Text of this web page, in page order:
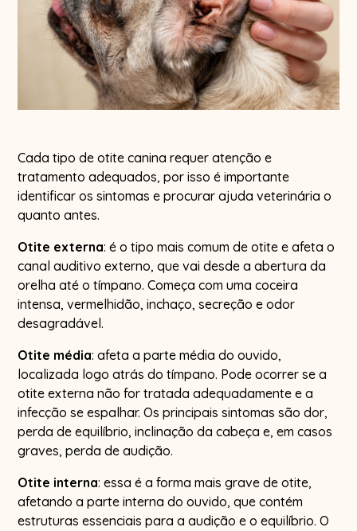
Cada tipo de otite canina requer atenção e
tratamento adequados, por isso é importante
identificar os sintomas e procurar ajuda veterinária o
quanto antes.
Otite externa: é o tipo mais comum de otite e afeta o
canal auditivo externo, que vai desde a abertura da
orelha até o tímpano. Começa com uma coceira
intensa, vermelhidão, inchaço, secreção e odor
desagradável.
Otite média: afeta a parte média do ouvido,
localizada logo atrás do tímpano. Pode ocorrer se a
otite externa não for tratada adequadamente e a
infecção se espalhar. Os principais sintomas são dor,
perda de equilíbrio, inclinação da cabeça e, em casos
graves, perda de audição.
Otite interna: essa é a forma mais grave de otite,
afetando a parte interna do ouvido, que contém
estruturas essenciais para a audição e o equilíbrio. O